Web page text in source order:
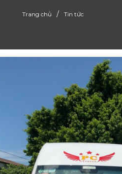
Trang chủ / Tin tức